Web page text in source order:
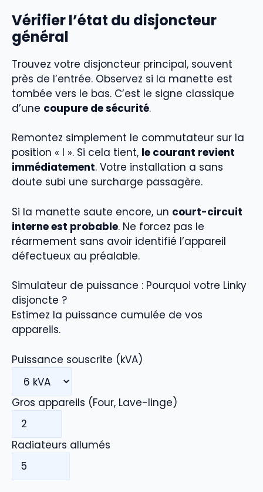
Vérifier l’état du disjoncteur
général
Trouvez votre disjoncteur principal, souvent
près de l’entrée. Observez si la manette est
tombée vers le bas. C’est le signe classique
d’une coupure de sécurité.
Remontez simplement le commutateur sur la
position « I ». Si cela tient, le courant revient
immédiatement. Votre installation a sans
doute subi une surcharge passagère.
Si la manette saute encore, un court-circuit
interne est probable. Ne forcez pas le
réarmement sans avoir identifié l’appareil
défectueux au préalable.
Simulateur de puissance : Pourquoi votre Linky
disjoncte ?
Estimez la puissance cumulée de vos
appareils.
Puissance souscrite (kVA)
Gros appareils (Four, Lave-linge)
Radiateurs allumés